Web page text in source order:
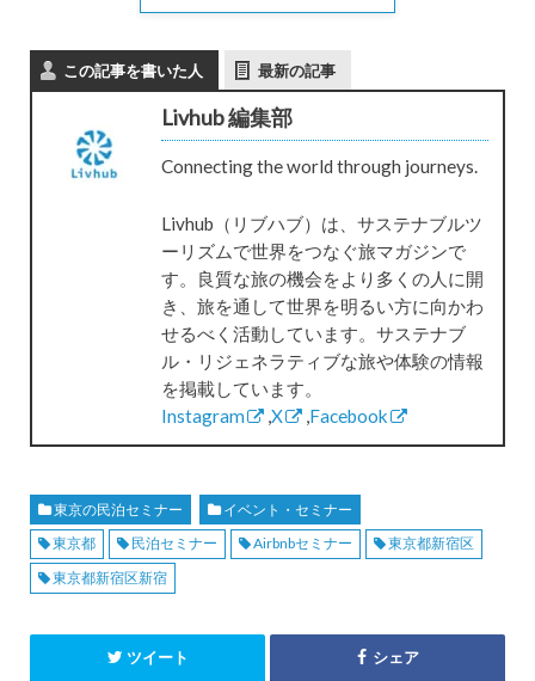
この記事を書いた人 最新の記事
Livhub 編集部
Connecting the world through journeys.
Livhub（リブハブ）は、サステナブルツ
ーリズムで世界をつなぐ旅マガジンで
す。良質な旅の機会をより多くの人に開
き、旅を通して世界を明るい方に向かわ
せるべく活動しています。サステナブ
ル・リジェネラティブな旅や体験の情報
を掲載しています。
Instagram
X Facebook
東京の民泊セミナー
イベント・セミナー
東京都
民泊セミナー Airbnbセミナー
東京都新宿区
東京都新宿区新宿
ツイート シェア